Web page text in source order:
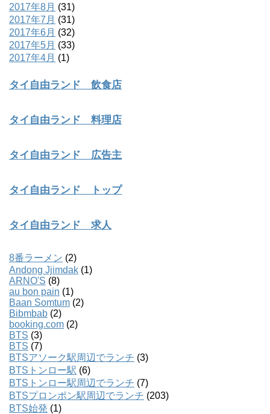
2017年8月 (31)
2017年7月 (31)
2017年6月 (32)
2017年5月 (33)
2017年4月 (1)
タイ自由ランド 飲食店
タイ自由ランド 料理店
タイ自由ランド 広告主
タイ自由ランド トップ
タイ自由ランド 求人
8番ラーメン (2)
Andong Jjimdak (1)
ARNO'S (8)
au bon pain (1)
Baan Somtum (2)
Bibmbab (2)
booking.com (2)
BTS (3)
BTS (7)
BTSアソーク駅周辺でランチ (3)
BTSトンロー駅 (6)
BTSトンロー駅周辺でランチ (7)
BTSプロンポン駅周辺でランチ (203)
BTS始発 (1)